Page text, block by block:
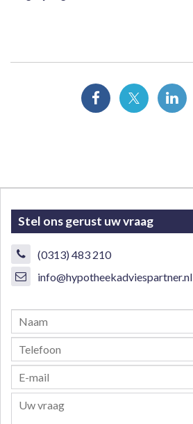
Stel ons gerust uw vraag
(0313) 483 210
info@hypotheekadviespartner.nl